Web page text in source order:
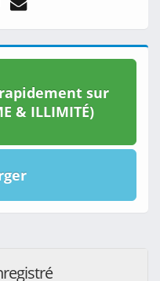
sur
& ILLIMITÉ)